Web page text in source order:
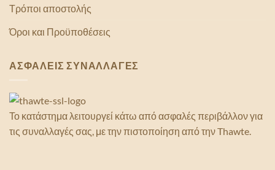
Τρόποι αποστολής
Όροι και Προϋποθέσεις
ΑΣΦΑΛΕΙΣ ΣΥΝΑΛΛΑΓΕΣ
Το κατάστημα λειτουργεί κάτω από ασφαλές περιβάλλον για
τις συναλλαγές σας, με την πιστοποίηση από την Thawte.